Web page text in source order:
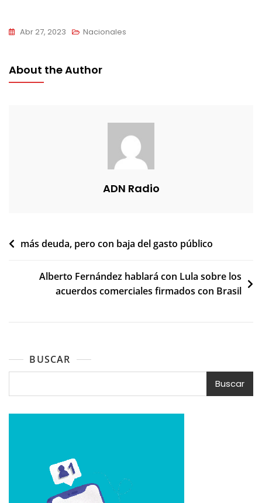
Abr 27, 2023 Nacionales
About the Author
ADN Radio
Navegación
entradas
más deuda, pero con baja del gasto público
Alberto Fernández hablará con Lula sobre los
acuerdos comerciales firmados con Brasil
BUSCAR
Buscar